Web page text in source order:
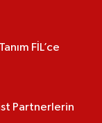
FİL’ce
Partnerlerin